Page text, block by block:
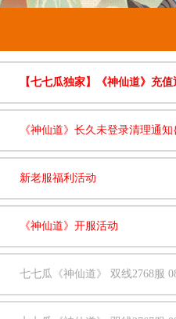
【七七瓜独家】《神仙道》充
《神仙道》长久未登录清理通
新老服福利活动
《神仙道》开服活动
七七瓜《神仙道》 双线2768服